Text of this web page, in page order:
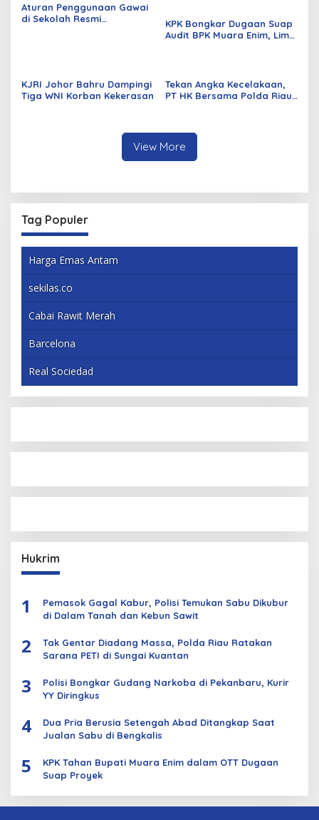
Aturan Penggunaan Gawai
di Sekolah Resmi
KPK Bongkar Dugaan Suap
Audit BPK Muara Enim, Lima
KJRI Johor Bahru Dampingi
Tiga WNI Korban Kekerasan
Tekan Angka Kecelakaan,
PT HK Bersama Polda Riau
View More
Tag Populer
Harga Emas Antam
sekilas.co
Cabai Rawit Merah
Barcelona
Real Sociedad
Hukrim
1
Pemasok Gagal Kabur, Polisi Temukan Sabu Dikubur
di Dalam Tanah dan Kebun Sawit
2
Tak Gentar Diadang Massa, Polda Riau Ratakan
Sarana PETI di Sungai Kuantan
3
Polisi Bongkar Gudang Narkoba di Pekanbaru, Kurir
YY Diringkus
4
Dua Pria Berusia Setengah Abad Ditangkap Saat
Jualan Sabu di Bengkalis
5
KPK Tahan Bupati Muara Enim dalam OTT Dugaan
Suap Proyek